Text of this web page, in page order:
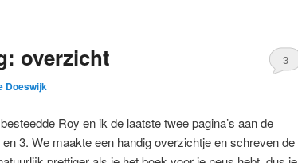
overzicht
Doeswijk
3
besteedde Roy en ik de laatste twee pagina’s aan de
3. We maakte een handig overzichtje en schreven de